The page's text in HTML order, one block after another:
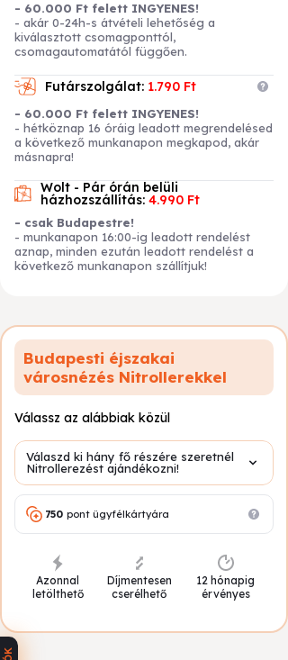
Többen jobban megéri!
3 főnél már kedvezmény jár, 4 főtől
pedig még nagyobb engedménnyel
vásárolhatsz!
Hogyan vásárolható meg ez az
élmény ajándékutalványként a
Meglepkéken?
legnagyobb élményajándék-platformja,
ahol több ezer választható program
közül ajándékozhatsz rugalmasan és
biztonságosan.
Az élmény megrendelése 3 egyszerű
Helyezd a kosárba az élményt,
majd válaszd ki a számodra
megfelelő opciót (időtartam,
helyszín, csomag).
típusát:
E-utalvány (online)
– azonnal
megérkezik e-mailben,
Nyomtatott ajándékutalvány
– elegáns csomagolásban,
Fizesd ki bankkártyával, SZÉP
kártyával és már kész is az
🎁 Milyen formában kapja meg a
- 60.000 Ft felett INGYENES!
- akár 0-24h-s átvételi lehetőség a
kiválasztott csomagponttól,
csomagautomatától függően.
Futárszolgálat: 1.790 Ft
- 60.000 Ft felett INGYENES!
- hétköznap 16 óráig leadott megrendelésed
a következő munkanapon megkapod, akár
másnapra!
Wolt - Pár órán belüli
házhozszállítás: 4.990 Ft
- csak Budapestre!
- munkanapon 16:00-ig leadott rendelést
aznap, minden ezután leadott rendelést a
következő munkanapon szállítjuk!
Budapesti éjszakai
városnézés Nitrollerekkel
Válassz az alábbiak közül
Válaszd ki hány fő részére szeretnél
Nitrollerezést ajándékozni!
750 pont ügyfélkártyára
Azonnal
letölthető
Díjmentesen
cserélhető
12 hónapig
érvényes